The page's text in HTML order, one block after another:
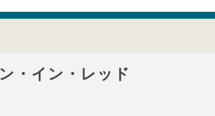
・イン・レッド